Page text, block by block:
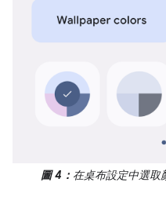
圖 4： 在桌布設定中選取